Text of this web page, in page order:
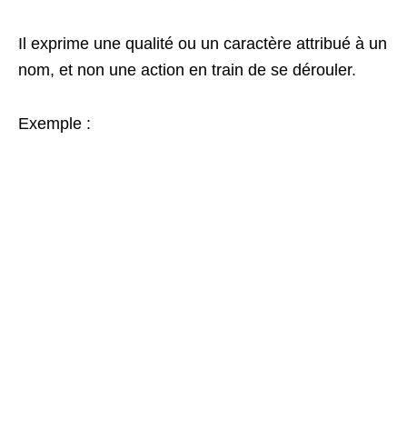
Il exprime une qualité ou un caractère attribué à un
nom, et non une action en train de se dérouler.
Exemple :